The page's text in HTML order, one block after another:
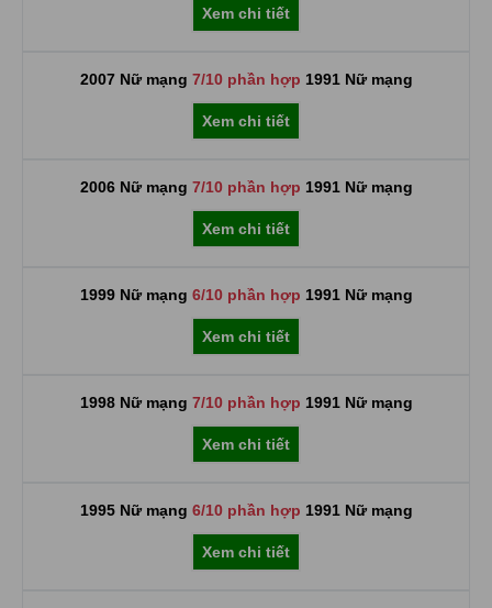
Xem chi tiết
2007 Nữ mạng 7/10 phần hợp 1991 Nữ mạng
Xem chi tiết
2006 Nữ mạng 7/10 phần hợp 1991 Nữ mạng
Xem chi tiết
1999 Nữ mạng 6/10 phần hợp 1991 Nữ mạng
Xem chi tiết
1998 Nữ mạng 7/10 phần hợp 1991 Nữ mạng
Xem chi tiết
1995 Nữ mạng 6/10 phần hợp 1991 Nữ mạng
Xem chi tiết